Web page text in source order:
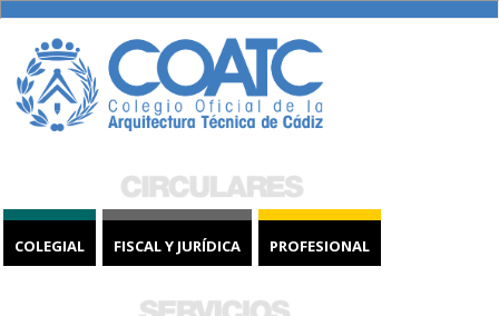
COLEGIAL FISCAL Y JURÍDICA PROFESIONAL